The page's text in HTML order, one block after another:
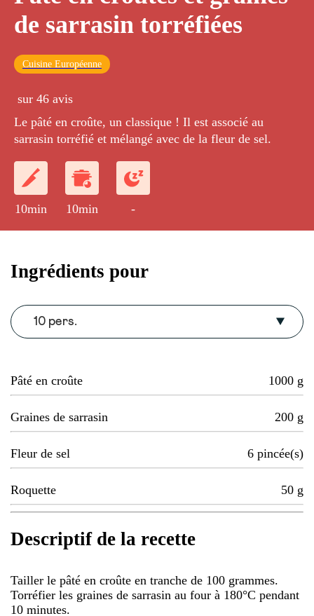
de sarrasin torréfiées
Cuisine Européenne
sur 46 avis
Le pâté en croûte, un classique ! Il est associé au
sarrasin torréfié et mélangé avec de la fleur de sel.
10min 10min -
Ingrédients pour
10 pers.
Pâté en croûte 1000 g
Graines de sarrasin 200 g
Fleur de sel 6 pincée(s)
Roquette 50 g
Descriptif de la recette
Tailler le pâté en croûte en tranche de 100 grammes.
Torréfier les graines de sarrasin au four à 180°C pendant
10 minutes.